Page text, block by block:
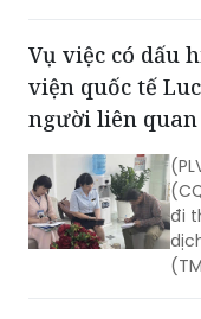
Vụ việc có dấu
viện quốc tế
người liên quan
đi